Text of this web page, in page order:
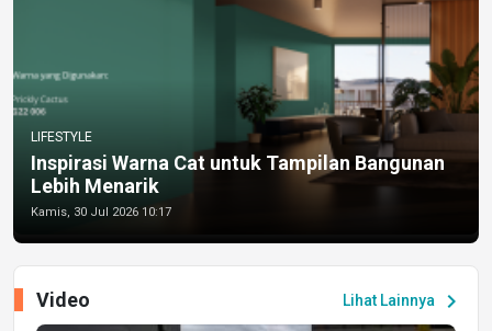
LIFESTYLE
Inspirasi Warna Cat untuk Tampilan Bangunan
Lebih Menarik
Kamis, 30 Jul 2026 10:17
Lihat Lainnya chevron_right
Video